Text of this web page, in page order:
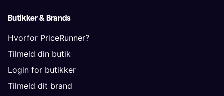
Butikker & Brands
Hvorfor PriceRunner?
Tilmeld din butik
Login for butikker
Tilmeld dit brand